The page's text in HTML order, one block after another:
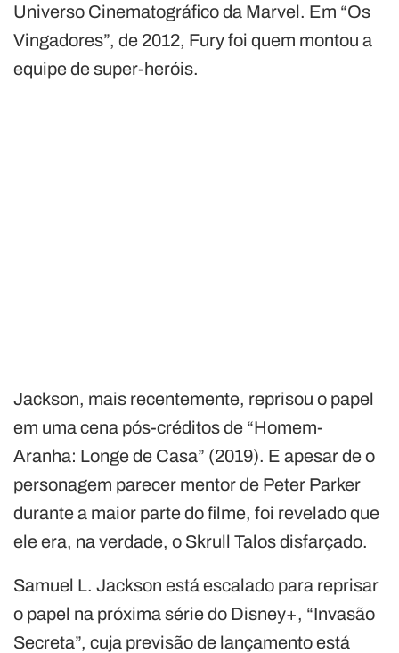
Universo Cinematográfico da Marvel. Em “Os
Vingadores”, de 2012, Fury foi quem montou a
equipe de super-heróis.
Jackson, mais recentemente, reprisou o papel
em uma cena pós-créditos de “Homem-
Aranha: Longe de Casa” (2019). E apesar de o
personagem parecer mentor de Peter Parker
durante a maior parte do filme, foi revelado que
ele era, na verdade, o Skrull Talos disfarçado.
Samuel L. Jackson está escalado para reprisar
o papel na próxima série do Disney+, “Invasão
Secreta”, cuja previsão de lançamento está